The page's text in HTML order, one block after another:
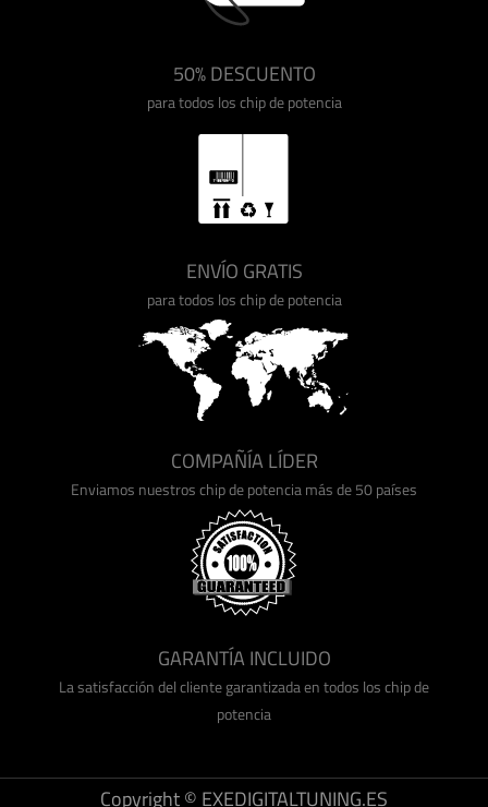
50% DESCUENTO
para todos los chip de potencia
ENVÍO GRATIS
para todos los chip de potencia
COMPAÑÍA LÍDER
Enviamos nuestros chip de potencia más de 50 países
GARANTÍA INCLUIDO
La satisfacción del cliente garantizada en todos los chip de
potencia
Copyright © EXEDIGITALTUNING.ES